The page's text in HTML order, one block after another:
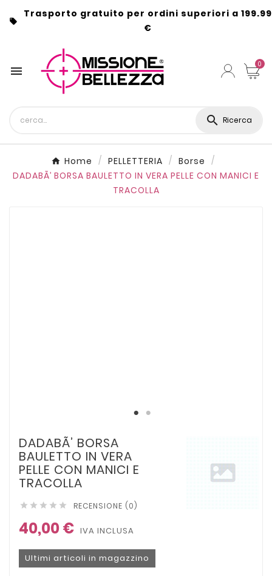

Trasporto gratuito per ordini superiori a 199.99
€
 0
 Ricerca
Home PELLETTERIA
Borse
DADABÃ’ BORSA BAULETTO IN VERA PELLE CON MANICI E
TRACOLLA
DADABÃ’ BORSA
BAULETTO IN VERA
PELLE CON MANICI E
TRACOLLA
     RECENSIONE (0)
40,00 € IVA INCLUSA
Ultimi articoli in magazzino